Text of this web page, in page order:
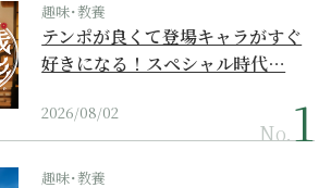
趣味･教養
テンポが良くて登場キャラがすぐ
好きになる！スペシャル時代…
2026/08/02
No.
趣味･教養